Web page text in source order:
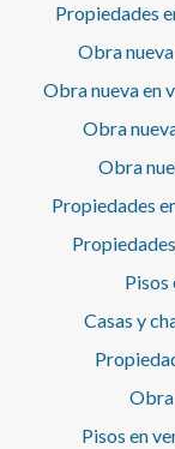
Propiedades
Obra
Obra nueva en
Obra
Obra
Propiedades
Pisos
Casas y
Obra
Pisos en